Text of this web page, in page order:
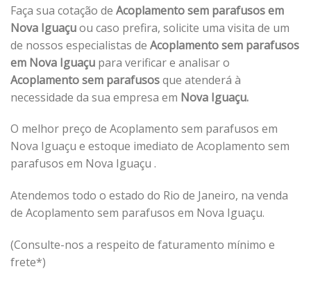
Faça sua cotação de Acoplamento sem parafusos em
Nova Iguaçuou caso prefira, solicite uma visita de um
de nossos especialistas de Acoplamento sem parafusos
em Nova Iguaçu para verificar e analisar o
Acoplamento sem parafusosque atenderá à
necessidade da sua empresa em Nova Iguaçu.
O melhor preço de Acoplamento sem parafusos em
Nova Iguaçu e estoque imediato de Acoplamento sem
parafusos em Nova Iguaçu .
Atendemos todo o estado do Rio de Janeiro, na venda
de Acoplamento sem parafusos em Nova Iguaçu.
(Consulte-nos a respeito de faturamento mínimo e
frete*)